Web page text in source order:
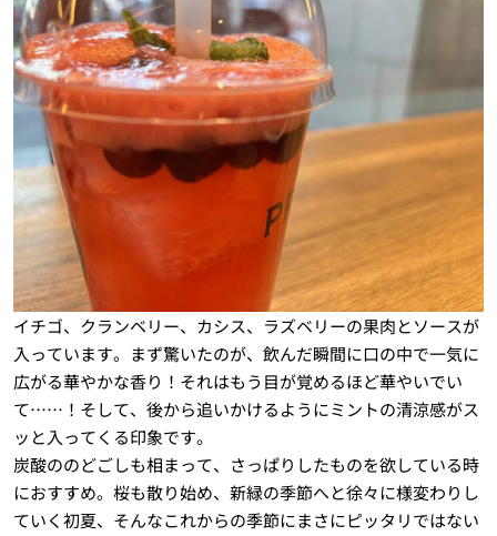
イチゴ、クランベリー、カシス、ラズベリーの果肉とソースが
入っています。まず驚いたのが、飲んだ瞬間に口の中で一気に
広がる華やかな香り！それはもう目が覚めるほど華やいでい
て……！そして、後から追いかけるようにミントの清涼感がス
ッと入ってくる印象です。
炭酸ののどごしも相まって、さっぱりしたものを欲している時
におすすめ。桜も散り始め、新緑の季節へと徐々に様変わりし
ていく初夏、そんなこれからの季節にまさにピッタリではない